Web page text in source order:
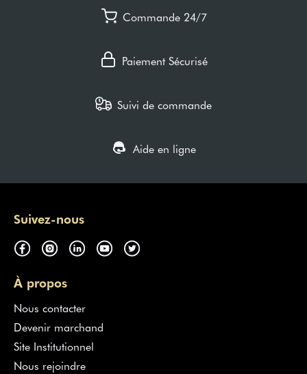
Commande 24/7
Paiement Sécurisé
Suivi de commande
Aide en ligne
Suivez-nous
À propos
Nous contacter
Devenir marchand
Site Institutionnel
Nous rejoindre